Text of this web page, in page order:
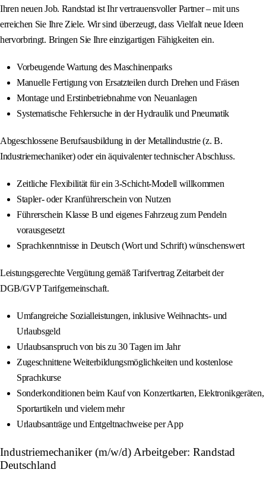
Ihren neuen Job. Randstad ist Ihr vertrauensvoller Partner – mit uns
erreichen Sie Ihre Ziele. Wir sind überzeugt, dass Vielfalt neue Ideen
hervorbringt. Bringen Sie Ihre einzigartigen Fähigkeiten ein.
Vorbeugende Wartung des Maschinenparks
Manuelle Fertigung von Ersatzteilen durch Drehen und Fräsen
Montage und Erstinbetriebnahme von Neuanlagen
Systematische Fehlersuche in der Hydraulik und Pneumatik
Abgeschlossene Berufsausbildung in der Metallindustrie (z. B.
Industriemechaniker) oder ein äquivalenter technischer Abschluss.
Zeitliche Flexibilität für ein 3-Schicht-Modell willkommen
Stapler- oder Kranführerschein von Nutzen
Führerschein Klasse B und eigenes Fahrzeug zum Pendeln
vorausgesetzt
Sprachkenntnisse in Deutsch (Wort und Schrift) wünschenswert
Leistungsgerechte Vergütung gemäß Tarifvertrag Zeitarbeit der
DGB/GVP Tarifgemeinschaft.
Umfangreiche Sozialleistungen, inklusive Weihnachts- und
Urlaubsgeld
Urlaubsanspruch von bis zu 30 Tagen im Jahr
Zugeschnittene Weiterbildungsmöglichkeiten und kostenlose
Sprachkurse
Sonderkonditionen beim Kauf von Konzertkarten, Elektronikgeräten,
Sportartikeln und vielem mehr
Urlaubsanträge und Entgeltnachweise per App
Industriemechaniker (m/w/d) Arbeitgeber: Randstad
Deutschland